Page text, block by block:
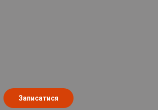
Записатися